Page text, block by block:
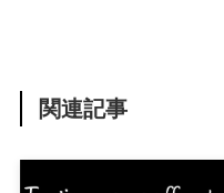
関連記事